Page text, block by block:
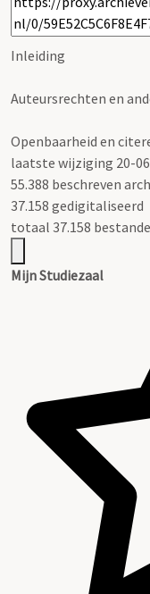
Inleiding
Auteursrechten en
Openbaarheid en
laatste wijziging 20-
55.388 beschreven
37.158 gedigitaliseerd
totaal 37.158
Mijn Studiezaal